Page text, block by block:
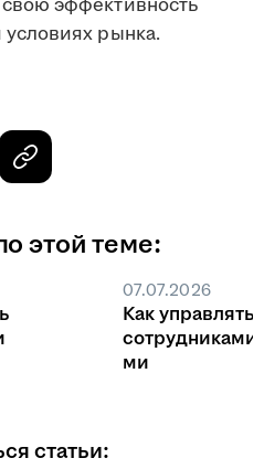
эффективность
рынка.
этой теме:
07.07.2026
Как управлять
ми
статьи: